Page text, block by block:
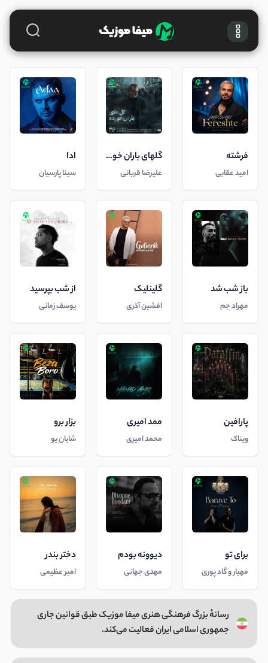
فرشته
امید عقابی
گلهای باران خورده
علیرضا قربانی
ادا
سینا پارسیان
باز شب شد
مهراد جم
گلینلیک
افشین آذری
از شب بپرسید
یوسف زمانی
پارافین
ویناک
ممد امیری
محمد امیری
بزار برو
شایان یو
برای تو
مهیار و گاد پوری
دیوونه بودم
مهدی جهانی
دختر بندر
امیر عظیمی
رسانهٔ بزرگ فرهنگی هنری میفا موزیک طبق قوانین جاری
جمهوری اسلامی ایران فعالیت می‌کند.